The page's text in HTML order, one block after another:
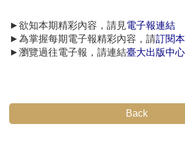
►欲知本期精彩內容，請見電子報連結
►為掌握每期電子報精彩內容，請訂閱
►瀏覽過往電子報，請連結臺大出版中
Back